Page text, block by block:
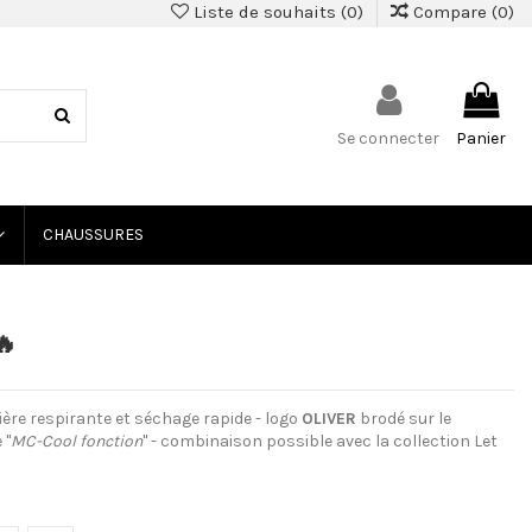
Liste de souhaits (0) Compare (0)
Se connecter Panier
CHAUSSURES
respirante et séchage rapide - logo OLIVER brodé sur le
''MC-Cool fonction'' - combinaison possible avec la collection Let